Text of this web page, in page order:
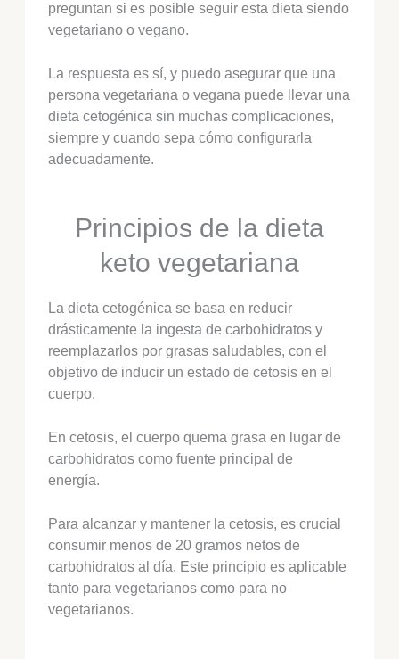
preguntan si es posible seguir esta dieta siendo
vegetariano o vegano.
La respuesta es sí, y puedo asegurar que una
persona vegetariana o vegana puede llevar una
dieta cetogénica sin muchas complicaciones,
siempre y cuando sepa cómo configurarla
adecuadamente.
Principios de la dieta
keto vegetariana
La dieta cetogénica se basa en reducir
drásticamente la ingesta de carbohidratos y
reemplazarlos por grasas saludables, con el
objetivo de inducir un estado de cetosis en el
cuerpo.
En cetosis, el cuerpo quema grasa en lugar de
carbohidratos como fuente principal de
energía.
Para alcanzar y mantener la cetosis, es crucial
consumir menos de 20 gramos netos de
carbohidratos al día. Este principio es aplicable
tanto para vegetarianos como para no
vegetarianos.